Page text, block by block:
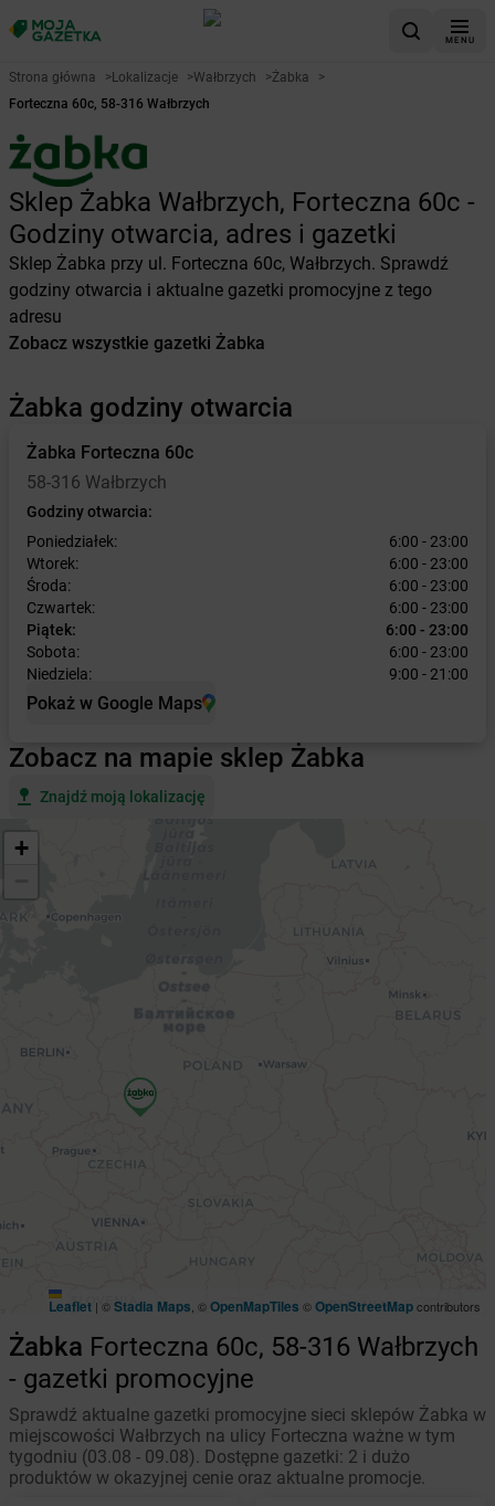
MENU
Strona główna >Lokalizacje >Wałbrzych >Żabka
>
Forteczna 60c, 58-316 Wałbrzych
Sklep Żabka Wałbrzych, Forteczna 60c -
Godziny otwarcia, adres i gazetki
Sklep Żabka przy ul. Forteczna 60c, Wałbrzych. Sprawdź
godziny otwarcia i aktualne gazetki promocyjne z tego
adresu
Zobacz wszystkie gazetki Żabka
Żabka godziny otwarcia
Żabka Forteczna 60c
58-316 Wałbrzych
Godziny otwarcia:
Poniedziałek:
6:00 - 23:00
Wtorek:
6:00 - 23:00
Środa:
6:00 - 23:00
Czwartek:
6:00 - 23:00
Piątek:
6:00 - 23:00
Sobota:
6:00 - 23:00
Niedziela:
9:00 - 21:00
Pokaż w Google Maps
Zobacz na mapie sklep Żabka
Znajdź moją lokalizację
+
Leaflet | ©Stadia Maps , ©OpenMapTiles ©OpenStreetMapcontributors
Żabka Forteczna 60c, 58-316 Wałbrzych
- gazetki promocyjne
Sprawdź aktualne gazetki promocyjne sieci sklepów Żabka w
miejscowości Wałbrzych na ulicy Forteczna ważne w tym
tygodniu (03.08 - 09.08). Dostępne gazetki: 2 i dużo
produktów w okazyjnej cenie oraz aktualne promocje.